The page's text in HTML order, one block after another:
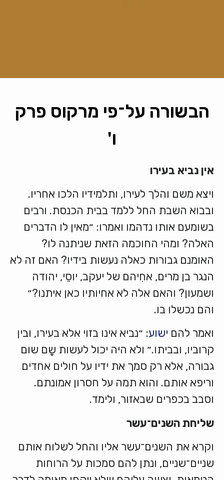
הבשורה על־פי מרקוס פרק
ו'
אין נביא בעירו
ויצא משם והלך לעירו, ותלמידיו הלכו אחריו.
ובבוא השבת החל ללמד בבית הכנסת. ורבים
בשומעם אותו נדהמו ואמרו: ״מאין לו הדברים
האלה? ומהי החוכמה הזאת שניתנה לו?
האומנם גבורות כאלה נעשות בידיו? האם זה לא
הנגר בן מרים, אחִיהם של יעקב, יוסֵי, יהודה
ושמעון? והאם אלה לא אחיותיו כאן איתנו?״
והם נכשלו בו.
ואמר להם ישוע: ״נביא אינו בזוי אלא בעירו, ובין
קרוביו, ובביתו.״ ולא היה יכול לעשות שָם שום
גבורה, אלא רק סמך את ידיו על חולים אחדים
וריפא אותם. והוא תמה על חסרון אמונתם.
וסבב בכפרים שבאזור, ולימד.
שליחתהשנים־עשר
וקרא את השנים־עשר אליו והחל לשלוח אותם
שניים־שניים, ונתן להם סמכות על הרוחות